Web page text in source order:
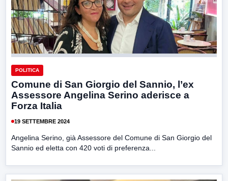
POLITICA
Comune di San Giorgio del Sannio, l’ex
Assessore Angelina Serino aderisce a
Forza Italia
19 SETTEMBRE 2024
Angelina Serino, già Assessore del Comune di San Giorgio del
Sannio ed eletta con 420 voti di preferenza...